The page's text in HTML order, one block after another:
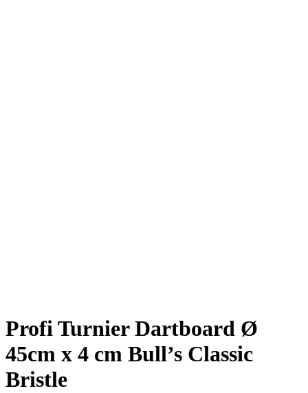
Profi Turnier Dartboard Ø
45cm x 4 cm Bull’s Classic
Bristle